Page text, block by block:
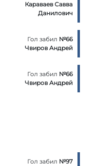
Караваев Савва
Данилович
Гол забил №66
Чвиров Андрей
Гол забил №66
Чвиров Андрей
Гол забил №97